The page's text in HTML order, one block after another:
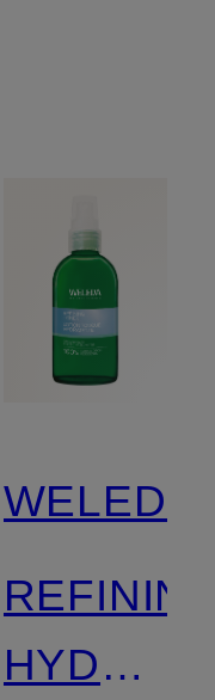
WELEDA
HYDRA